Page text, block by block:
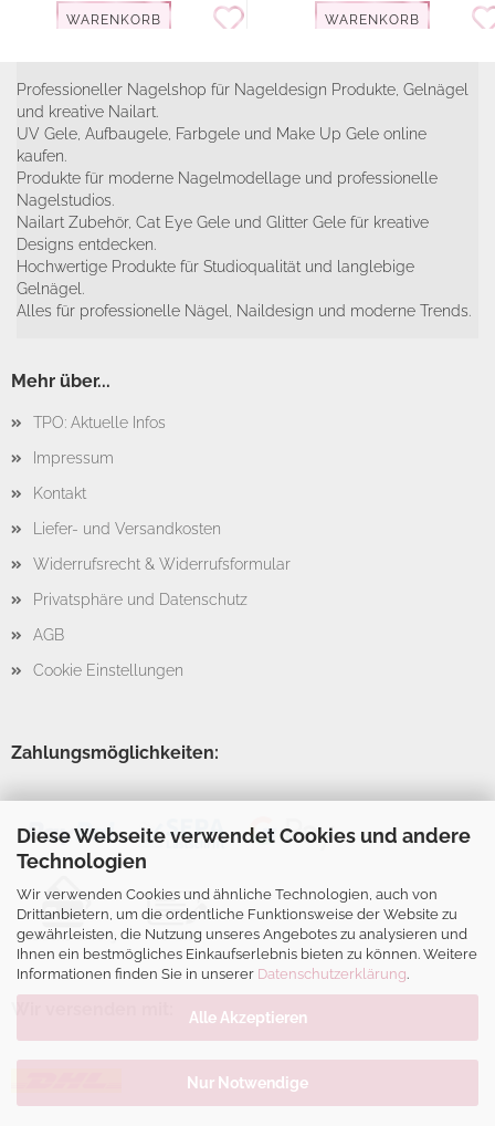
Diese Webseite verwendet Cookies und andere
Technologien
Wir verwenden Cookies und ähnliche Technologien, auch von
Drittanbietern, um die ordentliche Funktionsweise der Website zu
gewährleisten, die Nutzung unseres Angebotes zu analysieren und
Ihnen ein bestmögliches Einkaufserlebnis bieten zu können. Weitere
Informationen finden Sie in unserer Datenschutzerklärung.
Alle Akzeptieren
Nur Notwendige
WARENKORB WARENKORB
Professioneller Nagelshop für Nageldesign Produkte, Gelnägel
und kreative Nailart.
UV Gele, Aufbaugele, Farbgele und Make Up Gele online
kaufen.
Produkte für moderne Nagelmodellage und professionelle
Nagelstudios.
Nailart Zubehör, Cat Eye Gele und Glitter Gele für kreative
Designs entdecken.
Hochwertige Produkte für Studioqualität und langlebige
Gelnägel.
Alles für professionelle Nägel, Naildesign und moderne Trends.
Mehr über...
TPO: Aktuelle Infos
Impressum
Kontakt
Liefer- und Versandkosten
Widerrufsrecht & Widerrufsformular
Privatsphäre und Datenschutz
AGB
Cookie Einstellungen
Zahlungsmöglichkeiten: